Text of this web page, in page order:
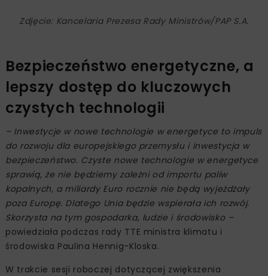
Zdjęcie: Kancelaria Prezesa Rady Ministrów/PAP S.A.
Bezpieczeństwo energetyczne, a
lepszy dostęp do kluczowych
czystych technologii
– Inwestycje w nowe technologie w energetyce to impuls
do rozwoju dla europejskiego przemysłu i inwestycja w
bezpieczeństwo. Czyste nowe technologie w energetyce
sprawią, że nie będziemy zależni od importu paliw
kopalnych, a miliardy Euro rocznie nie będą wyjeżdżały
poza Europę. Dlatego Unia będzie wspierała ich rozwój.
Skorzysta na tym gospodarka, ludzie i środowisko –
powiedziała podczas rady TTE ministra klimatu i
środowiska Paulina Hennig-Kloska.
W trakcie sesji roboczej dotyczącej zwiększenia